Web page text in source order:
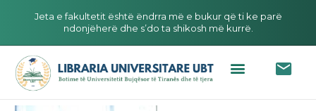
Jeta e fakultetit është ëndrra më e bukur që ti ke parë
ndonjëherë dhe s’do ta shikosh më kurrë.